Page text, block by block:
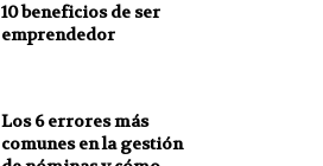
10 beneficios de ser
emprendedor
Los 6 errores más
comunes en la gestión